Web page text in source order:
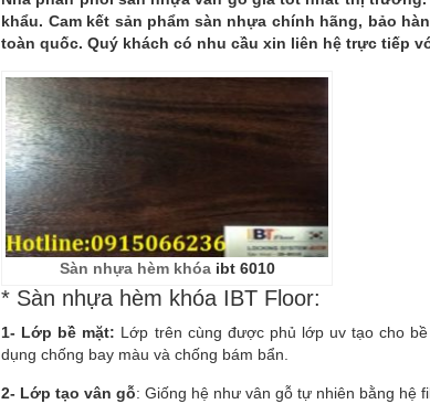
khẩu. Cam kết sản phẩm sàn nhựa chính hãng, bảo
toàn quốc. Quý khách có nhu cầu xin liên hệ trực tiếp
Sàn nhựa hèm khóaibt 6010
* Sàn nhựa hèm khóa IBT Floor:
1- Lớp bề mặt: Lớp trên cùng được phủ lớp uv tạo cho
dụng chống bay màu và chống bám bẩn.
2- Lớp tạo vân gỗ: Giống hệ như vân gỗ tự nhiên bằng hệ